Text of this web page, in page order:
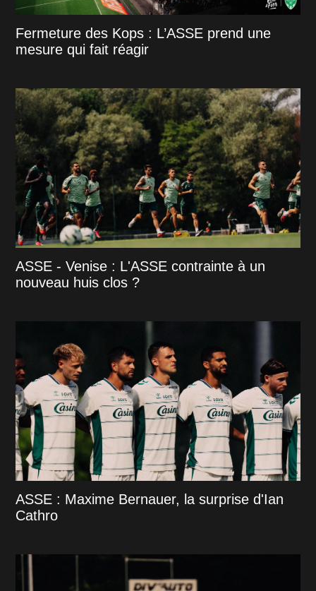
Fermeture des Kops : L’ASSE prend une
mesure qui fait réagir
ASSE - Venise : L'ASSE contrainte à un
nouveau huis clos ?
ASSE : Maxime Bernauer, la surprise d'Ian
Cathro